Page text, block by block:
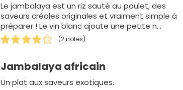
Le jambalaya est un riz sauté au poulet, des
saveurs créoles originales et vraiment simple à
préparer ! Le vin blanc ajoute une petite n…
(2 notes)
Jambalaya africain
Un plat aux saveurs exotiques.